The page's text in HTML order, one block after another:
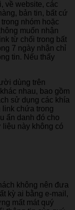
về website, các
bản tin, bất cứ
nhóm hoặc
muốn nhận
từ chối trong bất
7 ngày nhận chỉ
tin. Nếu thấy
dùng trên
nhau, bao gồm
sử dụng các khía
chứa trong
ẩn danh đó cho
liệu này không có
không nên đưa
kỳ ai bằng e-mail,
mất mát quý